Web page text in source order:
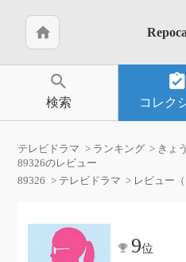
home
search
検索
assignment_turned_in
コレク
テレビドラマ ランキング
きょ
89326のレビュー
89326
テレビドラマ
9位